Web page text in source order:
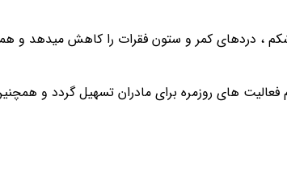
شکم ، دردهای کمر و ستون فقرات را کاهش میدهد
فعالیت های روزمره برای مادران تسهیل گردد و